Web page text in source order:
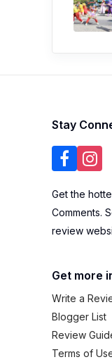
Stay
Get the
Comments.
review
Get more
Write a
Blogger List
Review
Terms of